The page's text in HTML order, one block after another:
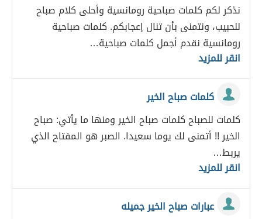
نذكر لكم كلمات صباحية رومانسية وأحلى كلام صباح
للحبيب، ونتمنى بأن تنال إعجابكم. كلمات صباحية
رومانسية نقدم أجمل كلمات صباحية…
انقر للمزيد
كلمات صباح الخير
كلمات للصباح كلمات صباح الخير ومنها ما يأتي: صباح
الخير !! أتمنى لك يوما سعيدا. الصبر هو المفتاح الذي
يربط…
انقر للمزيد
عبارات صباح الخير جميله